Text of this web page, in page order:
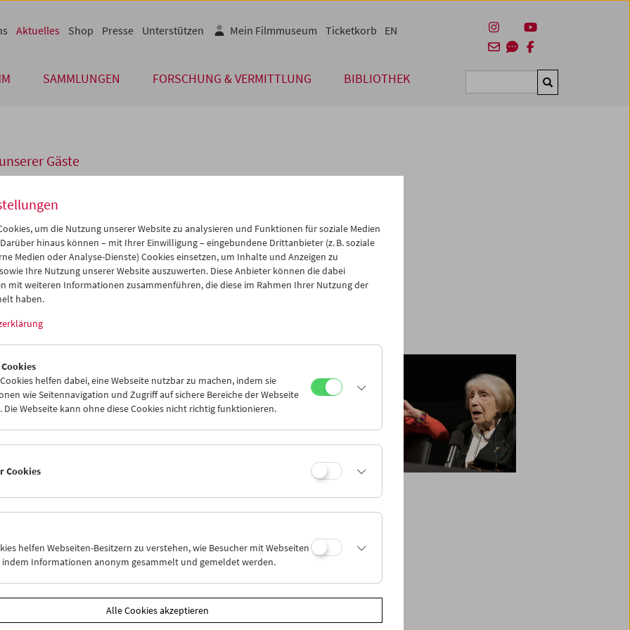
SAMMLUNGEN FORSCHUNG & VERMITTLUNG BIBLIOTHEK Suchen
Aktuelles Shop Presse Unterstützen Mein Filmmuseum Ticketkorb EN
Gäste
veranstaltete das Filmmuseum in Kooperation mit Radio Österreich 1
im Gespräch: Tag der Befreiung", eine Veranstaltung im Rahmen
im Kino". Nach der Filmvorführung vonDer gewöhnliche Faschismus
Romm) sprachRenata Schmidtkunz(Radio Österreich 1) mit der
des Films,
Bochum).
um die Nutzung unserer Website zu analysieren und Funktionen für soziale Medien
hinaus können – mit Ihrer Einwilligung – eingebundene Drittanbieter (z. B. soziale
Medien oder Analyse-Dienste) Cookies einsetzen, um Inhalte und Anzeigen zu
Ihre Nutzung unserer Website auszuwerten. Diese Anbieter können die dabei
mit weiteren Informationen zusammenführen, die diese im Rahmen Ihrer Nutzung der
haben.
helfen dabei, eine Webseite nutzbar zu machen, indem sie
wie Seitennavigation und Zugriff auf sichere Bereiche der Webseite
Die Webseite kann ohne diese Cookies nicht richtig funktionieren.
Cookies
helfen Webseiten-Besitzern zu verstehen, wie Besucher mit Webseiten
indem Informationen anonym gesammelt und gemeldet werden.
Alle Cookies akzeptieren